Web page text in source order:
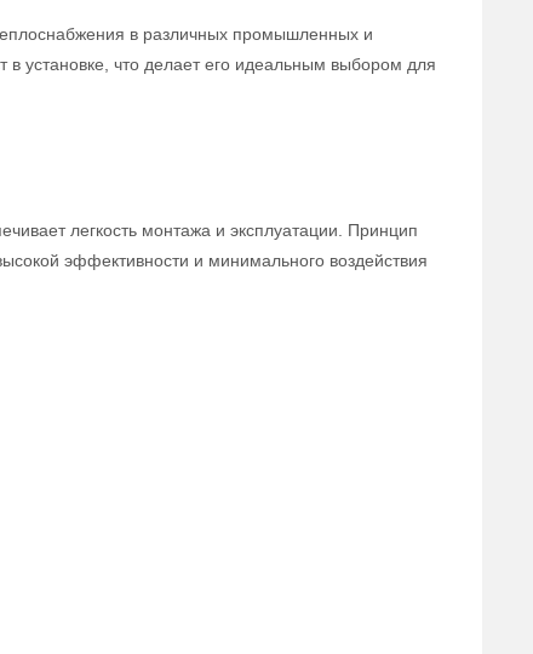
в различных промышленных и
установке, что делает его идеальным выбором для
легкость монтажа и эксплуатации. Принцип
эффективности и минимального воздействия